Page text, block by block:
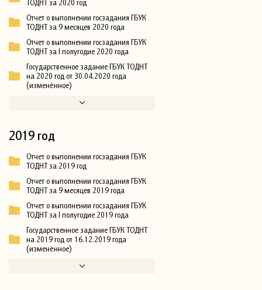
ТОДНТ за 2020 год
Отчет о выполнении госзадания ГБУК
ТОДНТ за 9 месяцев 2020 года
Отчет о выполнении госзадания ГБУК
ТОДНТ за I полугодие 2020 года
Государственное задание ГБУК ТОДНТ
на 2020 год от 30.04.2020 года
(изменённое)
2019 год
Отчет о выполнении госзадания ГБУК
ТОДНТ за 2019 год
Отчет о выполнении госзадания ГБУК
ТОДНТ за 9 месяцев 2019 года
Отчет о выполнении госзадания ГБУК
ТОДНТ за I полугодие 2019 года
Государственное задание ГБУК ТОДНТ
на 2019 год от 16.12.2019 года
(изменённое)